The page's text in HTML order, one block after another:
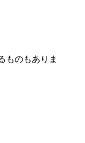
ものもありま